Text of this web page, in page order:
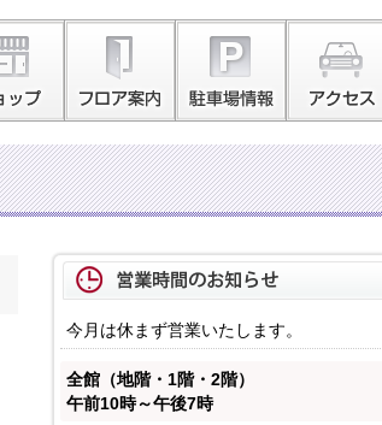
今月は休まず営業いたします。
全館（地階・1階・2階）
午前10時～午後7時